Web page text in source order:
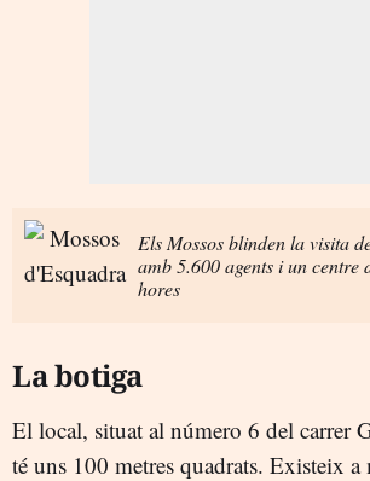
Els Mossos blinden la visita
amb 5.600 agents i un centre
hores
La botiga
El local, situat al número 6 del carrer
té uns 100 metres quadrats. Existeix